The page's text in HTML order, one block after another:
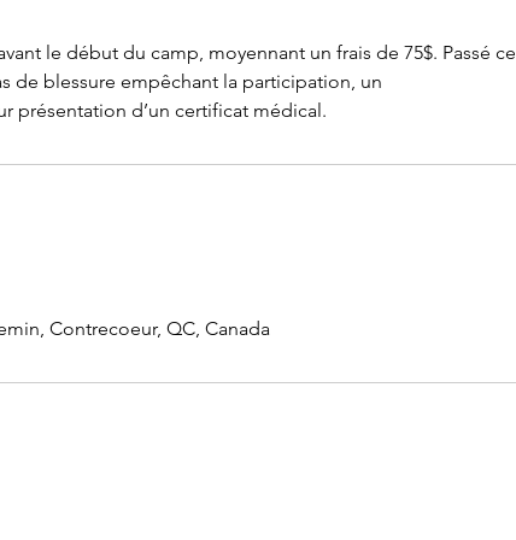
le début du camp, moyennant un frais de 75$. Passé ce
de blessure empêchant la participation, un
présentation d’un certificat médical.
Contrecoeur, QC, Canada